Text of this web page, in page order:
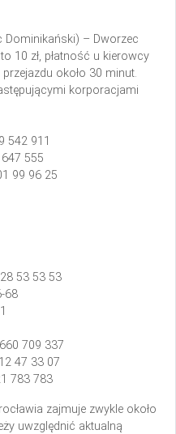
– Dworzec
10 zł, płatność u kierowcy
około 30 minut.
korporacjami
542 911
555
99 96 25
53 53 53
68
709 337
47 33 07
783 783
zajmuje zwykle około
uwzględnić aktualną